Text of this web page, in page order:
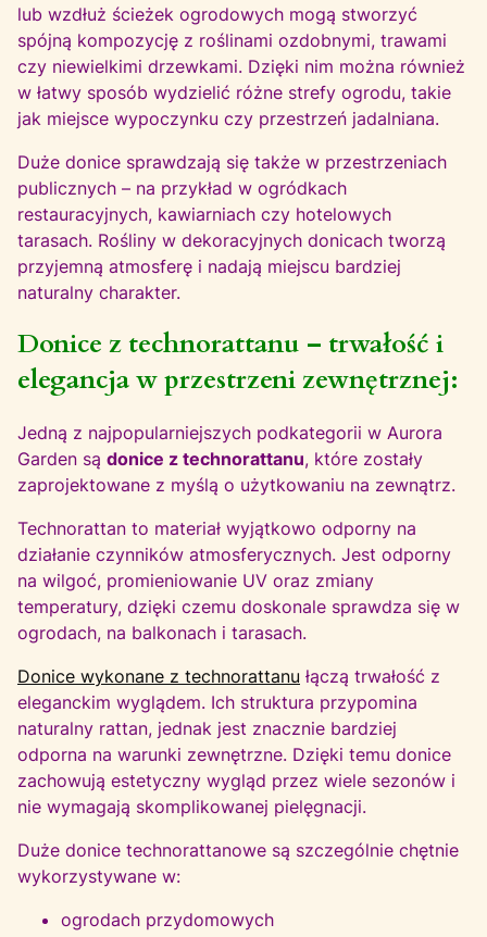
lub wzdłuż ścieżek ogrodowych mogą stworzyć
spójną kompozycję z roślinami ozdobnymi, trawami
czy niewielkimi drzewkami. Dzięki nim można również
w łatwy sposób wydzielić różne strefy ogrodu, takie
jak miejsce wypoczynku czy przestrzeń jadalniana.
Duże donice sprawdzają się także w przestrzeniach
publicznych – na przykład w ogródkach
restauracyjnych, kawiarniach czy hotelowych
tarasach. Rośliny w dekoracyjnych donicach tworzą
przyjemną atmosferę i nadają miejscu bardziej
naturalny charakter.
Donice z technorattanu – trwałość i
elegancja w przestrzeni zewnętrznej:
Jedną z najpopularniejszych podkategorii w Aurora
Garden są donice z technorattanu, które zostały
zaprojektowane z myślą o użytkowaniu na zewnątrz.
Technorattan to materiał wyjątkowo odporny na
działanie czynników atmosferycznych. Jest odporny
na wilgoć, promieniowanie UV oraz zmiany
temperatury, dzięki czemu doskonale sprawdza się w
ogrodach, na balkonach i tarasach.
Donice wykonane z technorattanu łączą trwałość z
eleganckim wyglądem. Ich struktura przypomina
naturalny rattan, jednak jest znacznie bardziej
odporna na warunki zewnętrzne. Dzięki temu donice
zachowują estetyczny wygląd przez wiele sezonów i
nie wymagają skomplikowanej pielęgnacji.
Duże donice technorattanowe są szczególnie chętnie
wykorzystywane w:
ogrodach przydomowych